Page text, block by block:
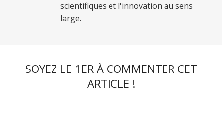
scientifiques et l'innovation au sens
large.
SOYEZ LE 1ER À COMMENTER CET
ARTICLE !